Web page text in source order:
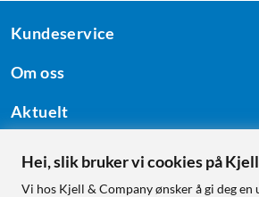
Kundeservice
Om oss
Aktuelt
Følg oss
Hei, slik bruker vi cookies på
Vi hos Kjell & Company ønsker å gi deg en